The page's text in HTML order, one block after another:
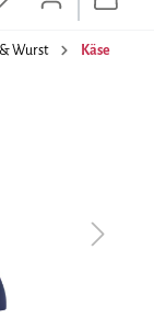
& Wurst Käse